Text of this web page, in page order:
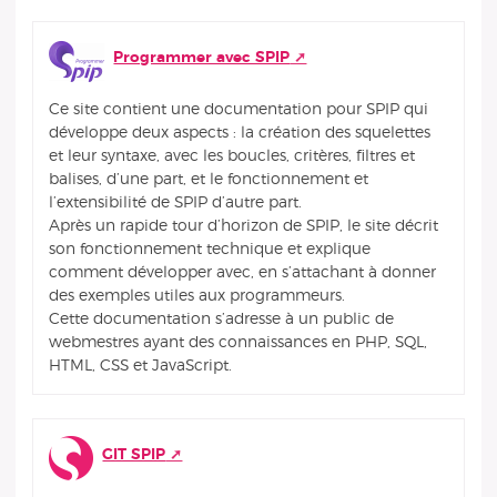
Programmer avec SPIP
Ce site contient une documentation pour SPIP qui
développe deux aspects : la création des squelettes
et leur syntaxe, avec les boucles, critères, filtres et
balises, d’une part, et le fonctionnement et
l’extensibilité de SPIP d’autre part.
Après un rapide tour d’horizon de SPIP, le site décrit
son fonctionnement technique et explique
comment développer avec, en s’attachant à donner
des exemples utiles aux programmeurs.
Cette documentation s’adresse à un public de
webmestres ayant des connaissances en PHP, SQL,
HTML, CSS et JavaScript.
GIT SPIP